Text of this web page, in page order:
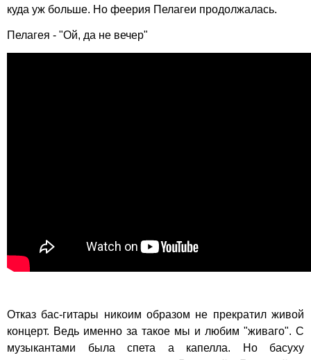
куда уж больше. Но феерия Пелагеи продолжалась.
Пелагея - "Ой, да не вечер"
Отказ бас-гитары никоим образом не прекратил живой
концерт. Ведь именно за такое мы и любим "живаго". С
музыкантами была спета а капелла. Но басуху